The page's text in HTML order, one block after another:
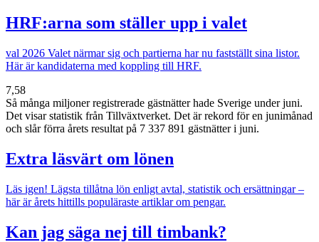
HRF:arna som ställer upp i valet
val 2026 Valet närmar sig och partierna har nu fastställt sina listor.
Här är kandidaterna med koppling till HRF.
7,58
Så många miljoner registrerade gästnätter hade Sverige under juni.
Det visar statistik från Tillväxtverket. Det är rekord för en junimånad
och slår förra årets resultat på 7 337 891 gästnätter i juni.
Extra läsvärt om lönen
Läs igen! Lägsta tillåtna lön enligt avtal, statistik och ersättningar –
här är årets hittills populäraste artiklar om pengar.
Kan jag säga nej till timbank?